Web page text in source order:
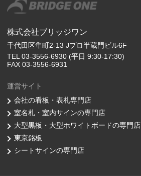
株式会社ブリッジワン
千代田区隼町2-13 Jプロ半蔵門ビル6F
TEL 03-3556-6930 (平日 9:30-17:30)
FAX 03-3556-6931
運営サイト
会社の看板・表札専門店
室名札・室内サインの専門店
大型黒板・大型ホワイトボードの専門店
東京銘板
シートサインの専門店